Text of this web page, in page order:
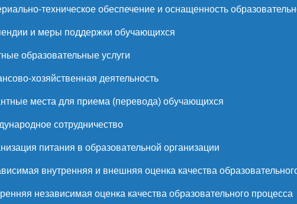
техническое обеспечение и оснащенность
и меры поддержки обучающихся
образовательные услуги
хозяйственная деятельность
места для приема (перевода) обучающихся
сотрудничество
питания в образовательной организации
внутренняя и внешняя оценка качества
независимая оценка качества образовательного процесса